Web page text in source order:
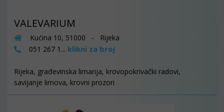
VALEVARIUM
Kućina 10, 51000 - Rijeka
051 267 1... klikni za broj
Rijeka, građevinska limarija, krovopokrivački radovi,
savijanje limova, krovni prozori